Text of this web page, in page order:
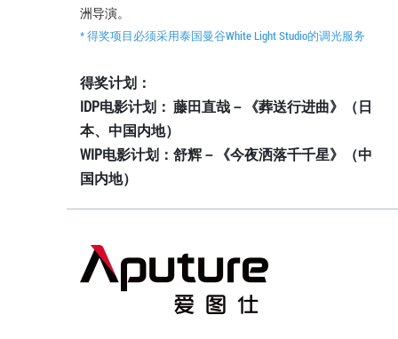
洲导演。
* 得奖项目必须采用泰国曼谷White Light Studio的调光服务
得奖计划：
IDP电影计划： 藤田直哉－《葬送行进曲》（日
本、中国内地）
WIP电影计划：舒辉－《今夜洒落千千星》（中
国内地）